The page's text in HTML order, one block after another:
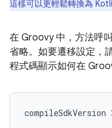
這樣可以更輕鬆轉換為
在 Groovy 中，方法呼
省略。如要遷移設定，
程式碼顯示如何在
compileSdkVersion